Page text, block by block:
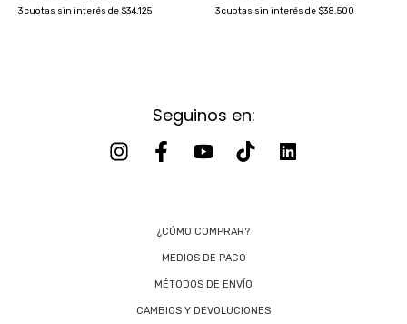
3cuotas sin interés de $34.125 3 cuotas sin interés de $38.500
Seguinos en:
¿CÓMO COMPRAR?
MEDIOS DE PAGO
MÉTODOS DE ENVÍO
CAMBIOS Y DEVOLUCIONES